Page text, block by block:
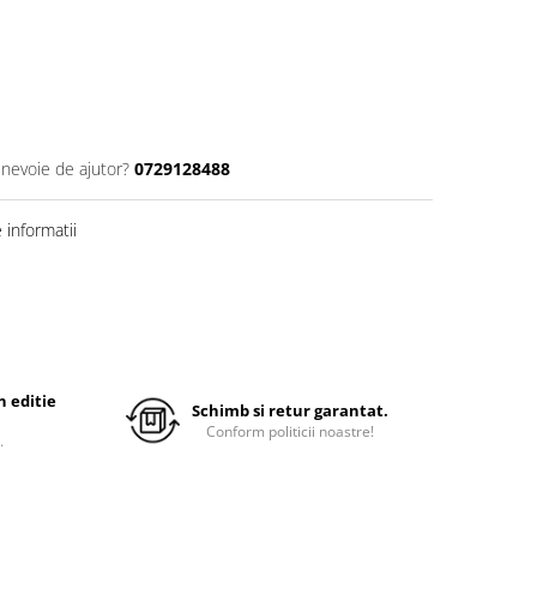
de ajutor? 0729128488
informatii
editie Schimb si retur garantat.
Conform politicii noastre!